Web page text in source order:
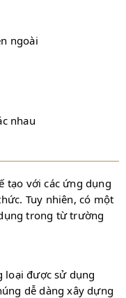
ngoài
nhau
tạo với các ứng dụng
Tuy nhiên, có một
trong từ trường
loại được sử dụng
dễ dàng xây dựng